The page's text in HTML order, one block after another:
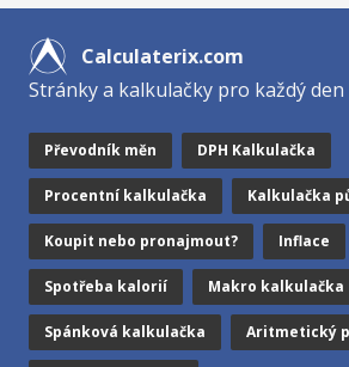
Calculaterix.com
Stránky a kalkulačky pro každý den
Převodník měn DPH Kalkulačka
Procentní kalkulačka Kalkulačka
Koupit nebo pronajmout? Inflace
Spotřeba kalorií Makro kalkulačka
Spánková kalkulačka Aritmetický